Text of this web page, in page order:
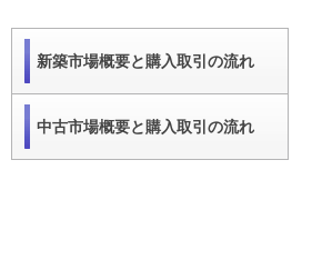
新築市場概要と購入取引の流れ
中古市場概要と購入取引の流れ